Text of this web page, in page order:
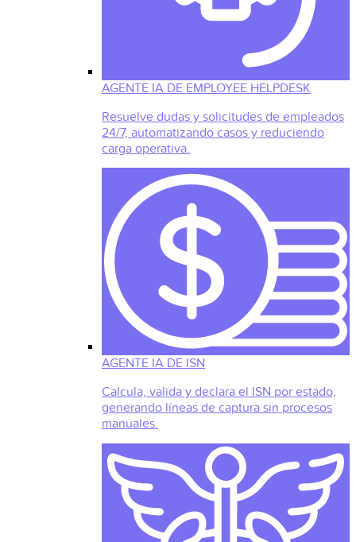
AGENTE IA DE EMPLOYEE HELPDESK
Resuelve dudas y solicitudes de empleados
24/7, automatizando casos y reduciendo
carga operativa.
AGENTE IA DE ISN
Calcula, valida y declara el ISN por estado,
generando líneas de captura sin procesos
manuales.